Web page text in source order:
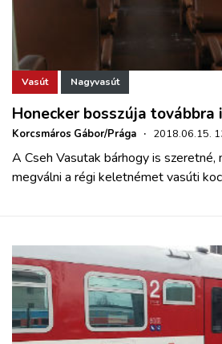
Vasút Nagyvasút
Honecker bosszúja
Korcsmáros Gábor/Prága · 2018.06.15.
A Cseh Vasutak bárhogy is szeretné,
megválni a régi keletnémet vasúti